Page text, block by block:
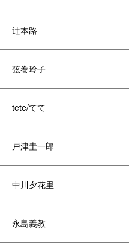
辻本路
弦巻玲子
tete/てて
戸津圭一郎
中川夕花里
永島義教